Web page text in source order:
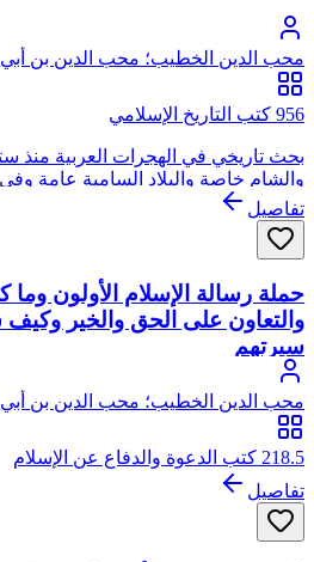
محب الدين الخطيب؛ محب الدين بن أبي
بن صالح الخطيب، يتصل نسبه بعبد
956 كتب التاريخ الإسلامي
بحث تاريخي في الهجرات العربية منذ
والشام خاصة والبلاد السامية عامة
والفينيقيين من العرب
تفاصيل
حملة رسالة الإسلام الأولون وما
والتعاون على الحق والخير
سيرتهم
محب الدين الخطيب؛ محب الدين بن أبي
بن صالح الخطيب، يتصل نسبه بعبد
218.5 كتب الدعوة والدفاع عن الإسلام
تفاصيل